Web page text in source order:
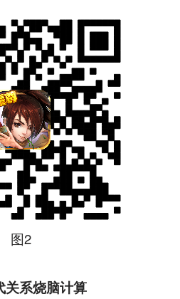
图2
关系烧脑计算